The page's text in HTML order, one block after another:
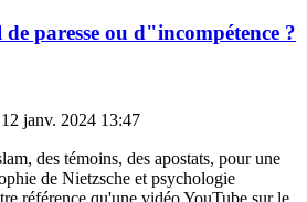
paresse ou d"incompétence ?
janv. 2024 13:47
des témoins, des apostats, pour une
de Nietzsche et psychologie